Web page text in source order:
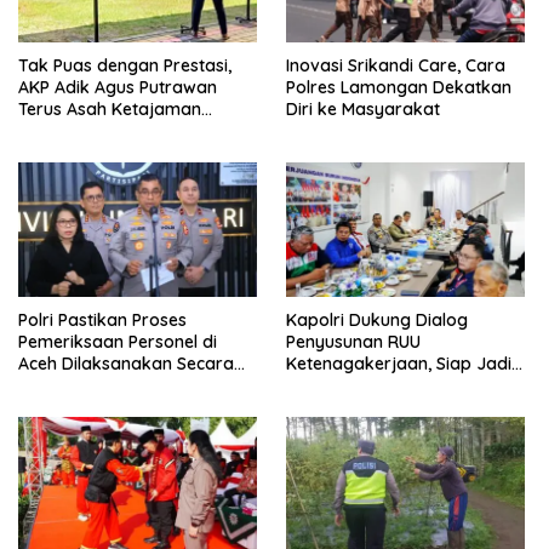
Tak Puas dengan Prestasi,
AKP Adik Agus Putrawan
Terus Asah Ketajaman
Inovasi Srikandi Care, Cara
Polres Lamongan Dekatkan
Diri ke Masyarakat
Polri Pastikan Proses
Pemeriksaan Personel di
Aceh Dilaksanakan Secara
Kapolri Dukung Dialog
Penyusunan RUU
Ketenagakerjaan, Siap Jadi